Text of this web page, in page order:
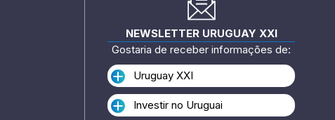
NEWSLETTER URUGUAY XXI
Gostaria de receber informações de:
Uruguay XXI
Investir no Uruguai